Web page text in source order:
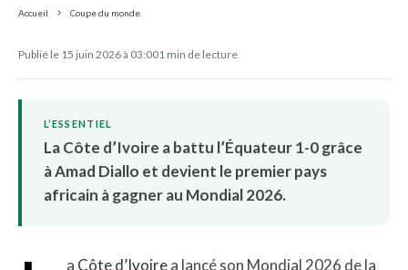
Accueil Coupe du monde
Publié le 15 juin 2026 à 03:001 min de lecture
L’ESSENTIEL
La Côte d’Ivoire a battu l’Équateur 1-0 grâce
à Amad Diallo et devient le premier pays
africain à gagner au Mondial 2026.
a Côte d’Ivoirea lancé son Mondial 2026 de la